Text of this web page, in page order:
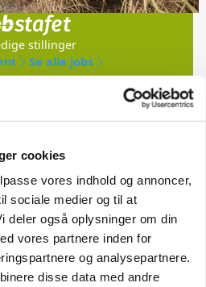
cookies
vores indhold og annoncer,
sociale medier og til at
deler også oplysninger om din
vores partnere inden for
og analysepartnere.
disse data med andre
med
stillinger
Se alle jobs
ved Ringkøbing /
søges til